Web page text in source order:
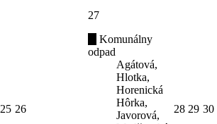
25 26
27
Komunálny
odpad
Agátová,
Hlotka,
Horenická
Hôrka,
Javorová,
28 29 30